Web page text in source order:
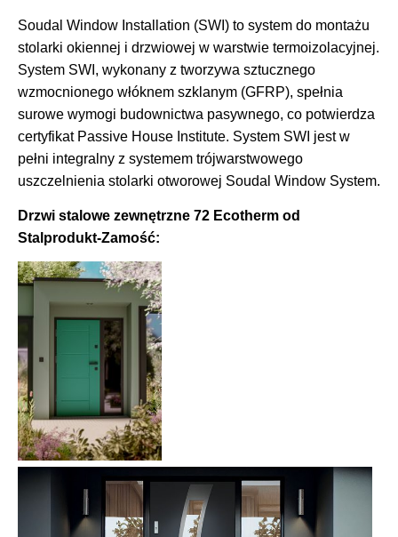
Soudal Window Installation (SWI) to system do montażu
stolarki okiennej i drzwiowej w warstwie termoizolacyjnej.
System SWI, wykonany z tworzywa sztucznego
wzmocnionego włóknem szklanym (GFRP), spełnia
surowe wymogi budownictwa pasywnego, co potwierdza
certyfikat Passive House Institute. System SWI jest w
pełni integralny z systemem trójwarstwowego
uszczelnienia stolarki otworowej Soudal Window System.
Drzwi stalowe zewnętrzne 72 Ecotherm od
Stalprodukt-Zamość: